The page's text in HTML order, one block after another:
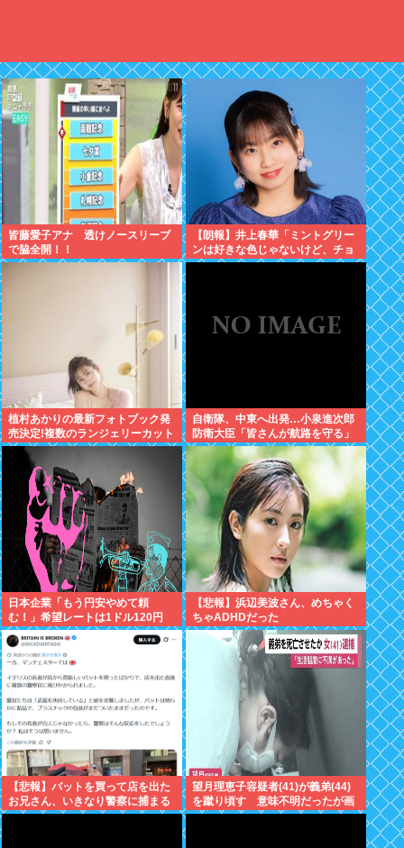
皆藤愛子アナ 透けノースリーブ
で脇全開！！
【朗報】井上春華「ミントグリー
ンは好きな色じゃないけど、チョ
コミントは好きなのでまぁいいか
植村あかりの最新フォトブック発
売決定!複数のランジェリーカット
あり
自衛隊、中東へ出発…小泉進次郎
防衛大臣「皆さんが航路を守る」
日本企業「もう円安やめて頼
む！」希望レートは1ドル120円
現実は160円前後「輸出企業まで
悲鳴」
【悲報】浜辺美波さん、めちゃく
ちゃADHDだった
【悲報】バットを買って店を出た
お兄さん、いきなり警察に捕まる
www
望月理恵子容疑者(41)が義弟(44)
を蹴り頃す 意味不明だったが画
像みて納得・・・